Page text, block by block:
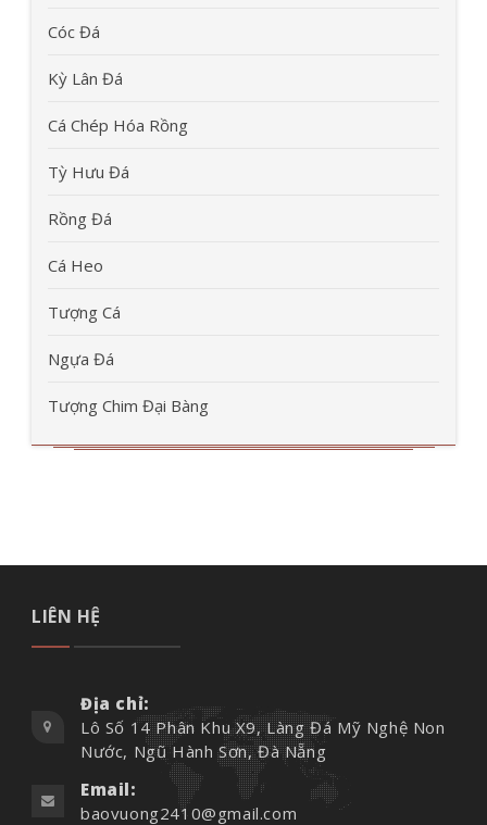
Cóc Đá
Kỳ Lân Đá
Cá Chép Hóa Rồng
Tỳ Hưu Đá
Rồng Đá
Cá Heo
Tượng Cá
Ngựa Đá
Tượng Chim Đại Bàng
LIÊN HỆ
Địa chỉ:
Lô Số 14 Phân Khu X9, Làng Đá Mỹ Nghệ Non
Nước, Ngũ Hành Sơn, Đà Nẵng
Email:
baovuong2410@gmail.com